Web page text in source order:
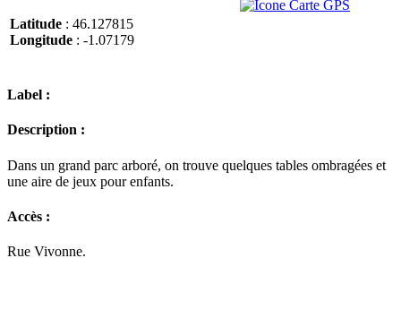
Latitude : 46.127815
Longitude : -1.07179
Label :
Description :
Dans un grand parc arboré, on trouve quelques tables ombragées et
une aire de jeux pour enfants.
Accès :
Rue Vivonne.